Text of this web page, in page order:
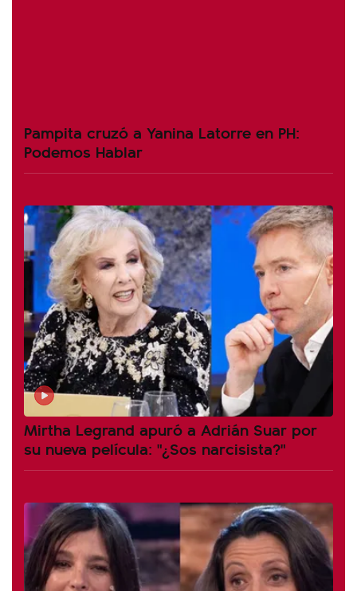
Pampita cruzó a Yanina Latorre en PH:
Podemos Hablar
Mirtha Legrand apuró a Adrián Suar por
su nueva película: "¿Sos narcisista?"